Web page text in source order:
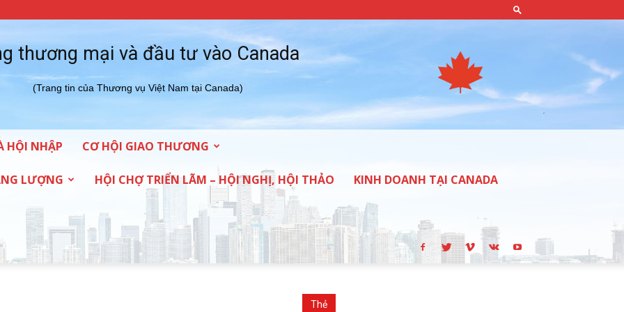
thương mại và đầu tư vào Canada
(Trang tin của Thương vụ Việt Nam tại Canada)
HỘI NHẬP CƠ HỘI GIAO THƯƠNG
LƯỢNG HỘI CHỢ TRIỂN LÃM – HỘI NGHỊ, HỘI THẢO KINH DOANH TẠI CANADA
Thẻ